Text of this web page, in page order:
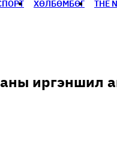
ХӨЛБӨМБӨГ THE
иргэншил